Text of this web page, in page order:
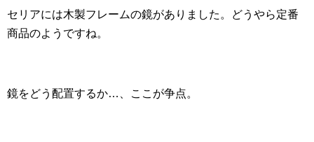
セリアには木製フレームの鏡がありました。どうやら定番
商品のようですね。
鏡をどう配置するか…、ここが争点。